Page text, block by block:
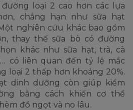
loại 2 cao hơn các lựa
chẳng hạn như sữa hạt
nghiên cứu khác bao gồm
thay thế sữa bò có đường
khác như sữa hạt, trà, cà
có liên quan đến tỷ lệ mắc
loại 2 thấp hơn khoảng 20%.
dinh dưỡng còn giúp kiểm
bằng cách khiến cơ thể
đồ ngọt và no lâu.